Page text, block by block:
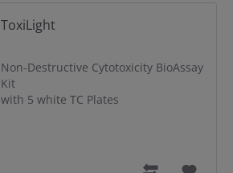
ToxiLight
Non-Destructive Cytotoxicity BioAssay
Kit
with 5 white TC Plates